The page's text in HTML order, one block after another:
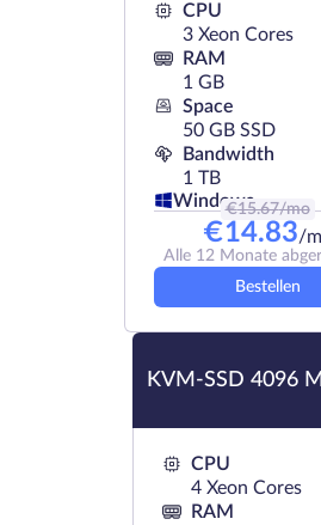
CPU
3 Xeon Cores
RAM
1 GB
Space
50 GB SSD
Bandwidth
1 TB
Windows
€15.67/mo
€14.83/
Alle 12 Monate
Bestellen
KVM-SSD 4096
CPU
4 Xeon Cores
RAM